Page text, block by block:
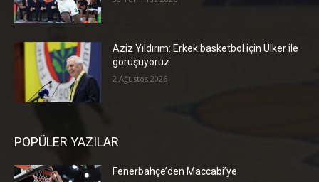
Aziz Yıldırım: Erkek basketbol için Ülker ile
görüşüyoruz
2 Ağustos 2026
POPÜLER YAZILAR
Fenerbahçe’den Maccabi’ye